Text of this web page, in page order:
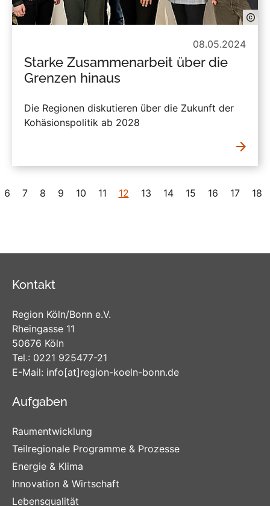
08.05.2024
Starke Zusammenarbeit über die
Grenzen hinaus
Die Regionen diskutieren über die Zukunft der
Kohäsionspolitik ab 2028
6 7 8 9 10 11 12 13 14 15 16 17 18
Kontakt
Region Köln/Bonn e.V.
Rheingasse 11
50676 Köln
Tel.: 0221 925477-21
E-Mail: info[at]region-koeln-bonn.de
Aufgaben
Raumentwicklung
Teilregionale Programme & Prozesse
Energie & Klima
Innovation & Wirtschaft
Lebensqualität